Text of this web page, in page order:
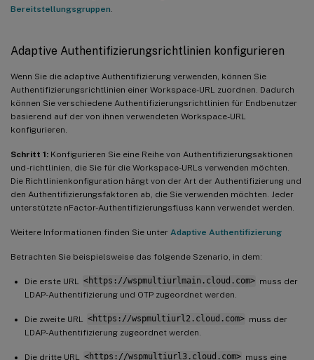
Bereitstellungsgruppen
Adaptive Authentifizierungsrichtlinien konfigurieren
Wenn Sie die adaptive Authentifizierung verwenden, können Sie
Authentifizierungsrichtlinien einer Workspace-URL zuordnen. Dadurch
können Sie verschiedene Authentifizierungsrichtlinien für Endbenutzer
basierend auf der von ihnen verwendeten Workspace-URL
konfigurieren.
Schritt 1: Konfigurieren Sie eine Reihe von Authentifizierungsaktionen
und -richtlinien, die Sie für die Workspace-URLs verwenden möchten.
Die Richtlinienkonfiguration hängt von der Art der Authentifizierung und
den Authentifizierungsfaktoren ab, die Sie verwenden möchten. Jeder
unterstützte nFactor-Authentifizierungsfluss kann verwendet werden.
Weitere Informationen finden Sie unter Adaptive Authentifizierung
Betrachten Sie beispielsweise das folgende Szenario, in dem:
Die erste URL <https://wspmultiurlmain.cloud.com> muss der
LDAP-Authentifizierung und OTP zugeordnet werden.
Die zweite URL <https://wspmultiurl2.cloud.com> muss der
LDAP-Authentifizierung zugeordnet werden.
Die dritte URL <https://wspmultiurl3.cloud.com> muss eine